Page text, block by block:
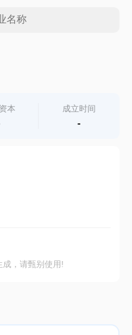
本 成立时间
-
，请甄别使用!